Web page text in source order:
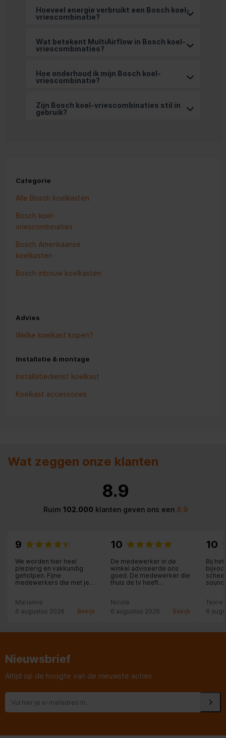
Hoeveel energie verbruikt een Bosch koel-
vriescombinatie?
Wat betekent MultiAirflow in Bosch koel-
vriescombinaties?
Hoe onderhoud ik mijn Bosch koel-
vriescombinatie?
Zijn Bosch koel-vriescombinaties stil in
gebruik?
Categorie
Alle Bosch koelkasten
Bosch koel-
vriescombinaties
Bosch Amerikaanse
koelkasten
Bosch inbouw koelkasten
Advies
Welke koelkast kopen?
Installatie & montage
Installatiedienst koelkast
Koelkast accessoires
Wat zeggen onze klanten
8.9
Ruim 102.000 klanten geven ons een8.9
9
We worden hier heel
plezierig en vakkundig
geholpen. Fijne
medewerkers die met je
voorop.
Marianne
6 augustus 2026
Bekijk
10
De medewerker in de
winkel adviseerde ons
goed. De medewerker die
thuis de tv heeft
goed advies. Top
geregeld!
Nicole
6 augustus 2026
Bekijk
10
Bij
het
6
Nieuwsbrief
Altijd op de hoogte van de nieuwste acties